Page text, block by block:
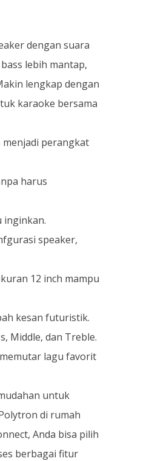
dengan suara
lebih mantap,
lengkap dengan
karaoke bersama
menjadi perangkat
harus
inginkan.
speaker,
12 inch mampu
kesan futuristik.
Middle, dan Treble.
lagu favorit
untuk
di rumah
Anda bisa pilih
berbagai fitur